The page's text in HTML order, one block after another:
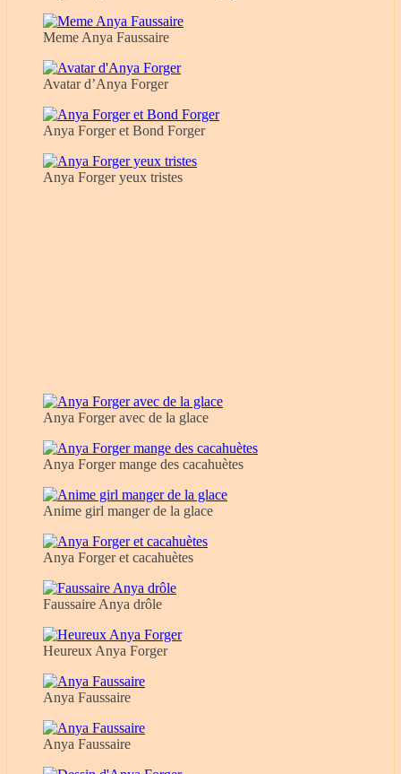
Meme Anya Faussaire
Avatar d’Anya Forger
Anya Forger et Bond Forger
Anya Forger yeux tristes
Anya Forger avec de la glace
Anya Forger mange des cacahuètes
Anime girl manger de la glace
Anya Forger et cacahuètes
Faussaire Anya drôle
Heureux Anya Forger
Anya Faussaire
Anya Faussaire